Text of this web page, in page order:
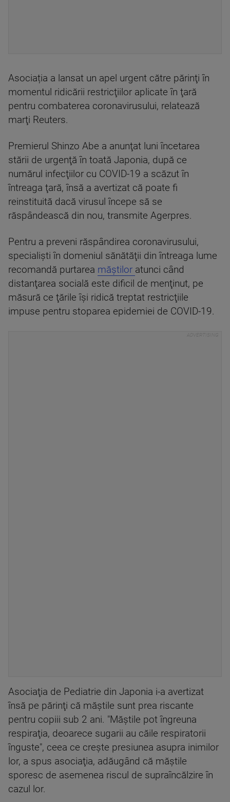
Asociația a lansat un apel urgent către părinţi în
momentul ridicării restricţiilor aplicate în ţară
pentru combaterea coronavirusului, relatează
marţi Reuters.
Premierul Shinzo Abe a anunţat luni încetarea
stării de urgenţă în toată Japonia, după ce
numărul infecţiilor cu COVID-19 a scăzut în
întreaga ţară, însă a avertizat că poate fi
reinstituită dacă virusul începe să se
răspândească din nou, transmite Agerpres.
Pentru a preveni răspândirea coronavirusului,
specialişti în domeniul sănătăţii din întreaga lume
recomandă purtarea măştilor atunci când
distanţarea socială este dificil de menţinut, pe
măsură ce ţările îşi ridică treptat restricţiile
impuse pentru stoparea epidemiei de COVID-19.
Asociaţia de Pediatrie din Japonia i-a avertizat
însă pe părinţi că măştile sunt prea riscante
pentru copiii sub 2 ani. "Măştile pot îngreuna
respiraţia, deoarece sugarii au căile respiratorii
înguste", ceea ce creşte presiunea asupra inimilor
lor, a spus asociaţia, adăugând că măştile
sporesc de asemenea riscul de supraîncălzire în
cazul lor.